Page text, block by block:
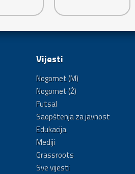
Vijesti
Nogomet (M)
Nogomet (Ž)
Futsal
Saopštenja za javnost
Edukacija
Mediji
Grassroots
Sve vijesti